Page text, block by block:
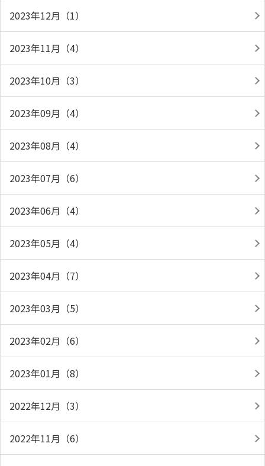
2023年12月（1）
2023年11月（4）
2023年10月（3）
2023年09月（4）
2023年08月（4）
2023年07月（6）
2023年06月（4）
2023年05月（4）
2023年04月（7）
2023年03月（5）
2023年02月（6）
2023年01月（8）
2022年12月（3）
2022年11月（6）